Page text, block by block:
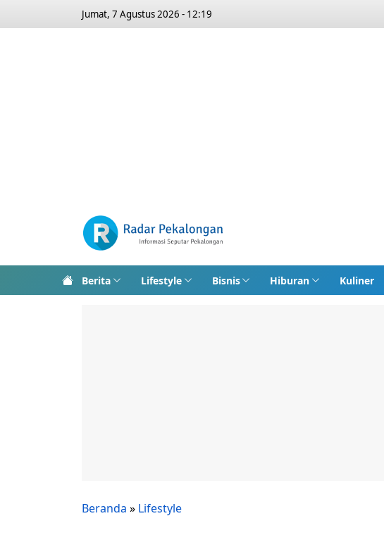
Jumat, 7 Agustus 2026 - 12:19
Berita Lifestyle Bisnis Hiburan Kuliner
Beranda » Lifestyle